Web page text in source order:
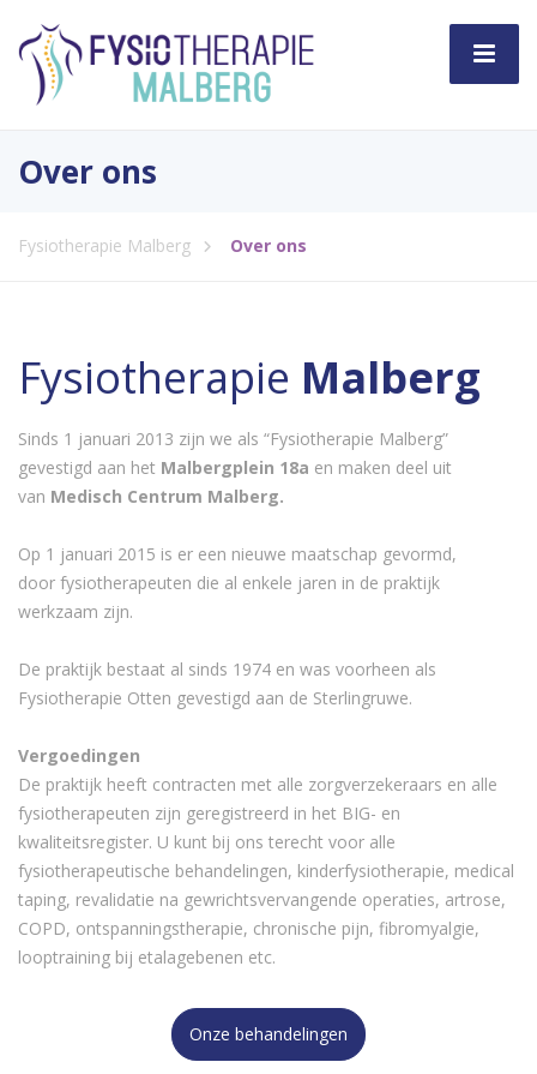
Over ons
Fysiotherapie Malberg Over ons
Fysiotherapie Malberg
Sinds 1 januari 2013 zijn we als “Fysiotherapie Malberg”
gevestigd aan het Malbergplein 18a en maken deel uit
van Medisch Centrum Malberg.
Op 1 januari 2015 is er een nieuwe maatschap gevormd,
door fysiotherapeuten die al enkele jaren in de praktijk
werkzaam zijn.
De praktijk bestaat al sinds 1974 en was voorheen als
Fysiotherapie Otten gevestigd aan de Sterlingruwe.
Vergoedingen
De praktijk heeft contracten met alle zorgverzekeraars en alle
fysiotherapeuten zijn geregistreerd in het BIG- en
kwaliteitsregister. U kunt bij ons terecht voor alle
fysiotherapeutische behandelingen, kinderfysiotherapie, medical
taping, revalidatie na gewrichtsvervangende operaties, artrose,
COPD, ontspanningstherapie, chronische pijn, fibromyalgie,
looptraining bij etalagebenen etc.
Onze behandelingen